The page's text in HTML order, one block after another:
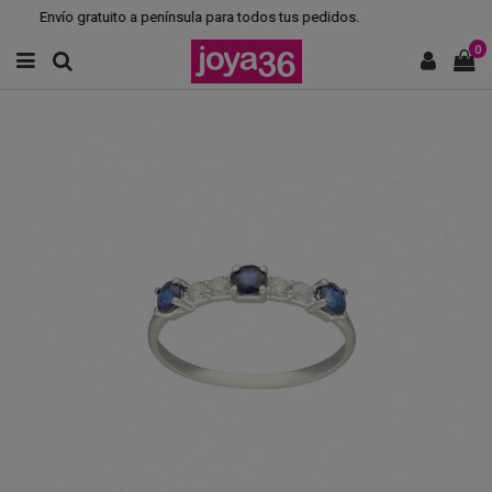
Envío gratuito a península para todos tus pedidos.
0